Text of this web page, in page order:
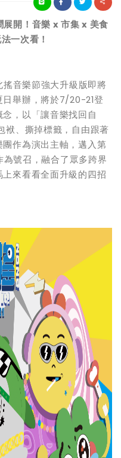
開！音樂 x 市集 x 美食
一次看！
音樂節強大升級版即將
日舉辦，將於7/20-21登
，以「讓音樂找回自
袱、撕掉標籤，自由跟著
作為演出主軸，邁入第
號召，融合了眾多跨界
來看看全面升級的四招